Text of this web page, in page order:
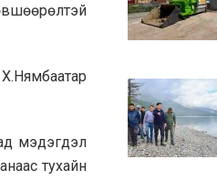
мэдэгдэл
тухайн